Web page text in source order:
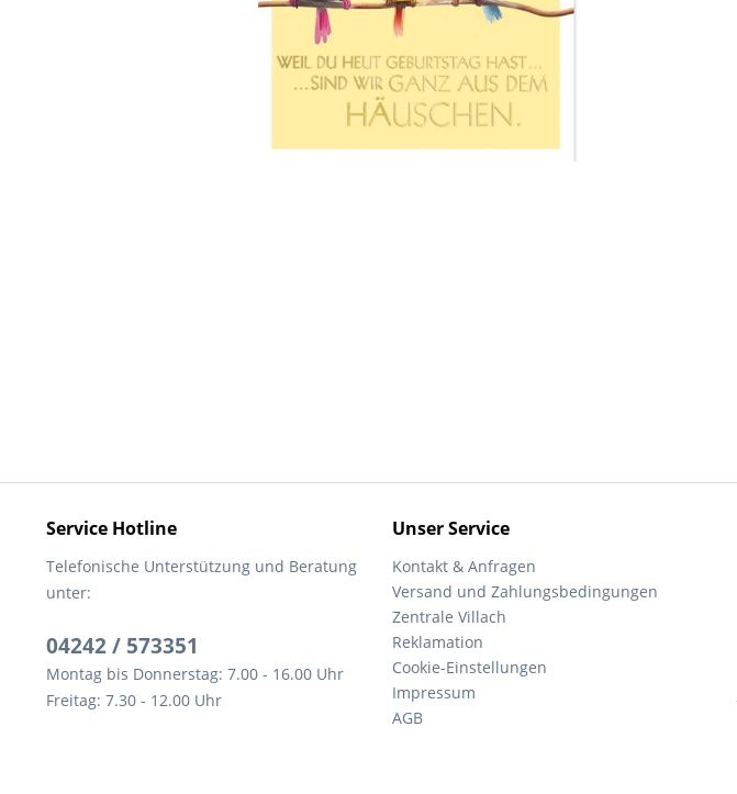
Service Hotline
Telefonische Unterstützung und Beratung
unter:
04242 / 573351
Montag bis Donnerstag: 7.00 - 16.00 Uhr
Freitag: 7.30 - 12.00 Uhr
Unser Service
Kontakt & Anfragen
Versand und Zahlungsbedingungen
Zentrale Villach
Reklamation
Cookie-Einstellungen
Impressum
AGB